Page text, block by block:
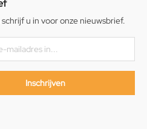
u in voor onze nieuwsbrief.
Inschrijven